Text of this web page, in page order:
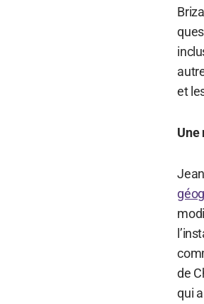
et
Une
de
qui